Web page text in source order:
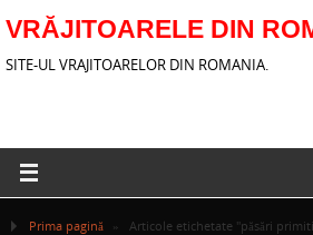
VRĂJITOARELE DIN
SITE-UL VRAJITOARELOR DIN ROMANIA.
Prima pagină » Articole etichetate "păsări